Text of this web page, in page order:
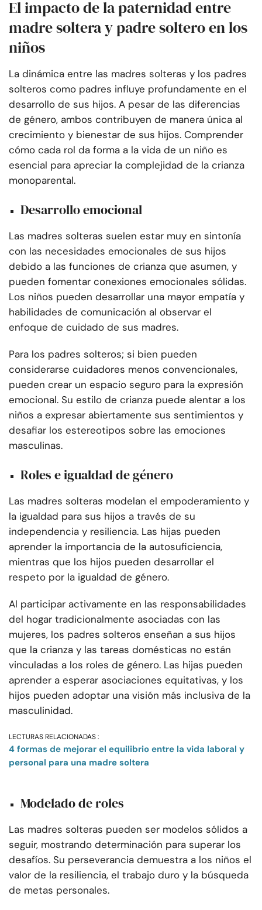
El impacto de la paternidad entre
madre soltera y padre soltero en los
niños
La dinámica entre las madres solteras y los padres
solteros como padres influye profundamente en el
desarrollo de sus hijos. A pesar de las diferencias
de género, ambos contribuyen de manera única al
crecimiento y bienestar de sus hijos. Comprender
cómo cada rol da forma a la vida de un niño es
esencial para apreciar la complejidad de la crianza
monoparental.
Desarrollo emocional
Las madres solteras suelen estar muy en sintonía
con las necesidades emocionales de sus hijos
debido a las funciones de crianza que asumen, y
pueden fomentar conexiones emocionales sólidas.
Los niños pueden desarrollar una mayor empatía y
habilidades de comunicación al observar el
enfoque de cuidado de sus madres.
Para los padres solteros; si bien pueden
considerarse cuidadores menos convencionales,
pueden crear un espacio seguro para la expresión
emocional. Su estilo de crianza puede alentar a los
niños a expresar abiertamente sus sentimientos y
desafiar los estereotipos sobre las emociones
masculinas.
Roles e igualdad de género
Las madres solteras modelan el empoderamiento y
la igualdad para sus hijos a través de su
independencia y resiliencia. Las hijas pueden
aprender la importancia de la autosuficiencia,
mientras que los hijos pueden desarrollar el
respeto por la igualdad de género.
Al participar activamente en las responsabilidades
del hogar tradicionalmente asociadas con las
mujeres, los padres solteros enseñan a sus hijos
que la crianza y las tareas domésticas no están
vinculadas a los roles de género. Las hijas pueden
aprender a esperar asociaciones equitativas, y los
hijos pueden adoptar una visión más inclusiva de la
masculinidad.
LECTURAS RELACIONADAS :
4 formas de mejorar el equilibrio entre la vida laboral y
personal para una madre soltera
Modelado de roles
Las madres solteras pueden ser modelos sólidos a
seguir, mostrando determinación para superar los
desafíos. Su perseverancia demuestra a los niños el
valor de la resiliencia, el trabajo duro y la búsqueda
de metas personales.